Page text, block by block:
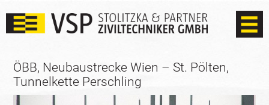
ÖBB, Neubaustrecke Wien – St. Pölten,
Tunnelkette Perschling